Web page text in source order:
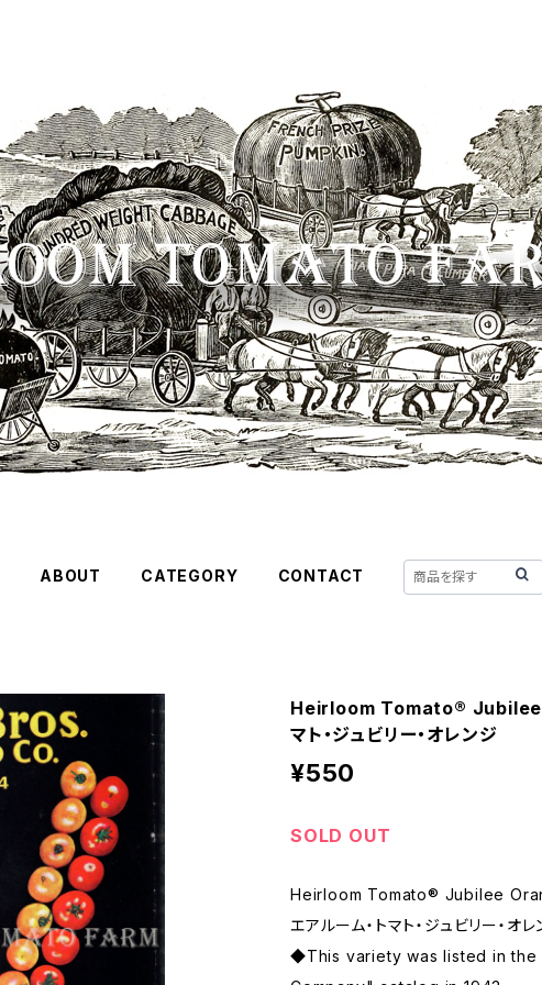
ABOUT CATEGORY CONTACT
Heirloom Tomato® Jubilee
マト・ジュビリー・オレンジ
¥550
SOLD OUT
Heirloom Tomato® Jubilee
エアルーム・トマト・ジュビリー・オレ
◆This variety was listed in the